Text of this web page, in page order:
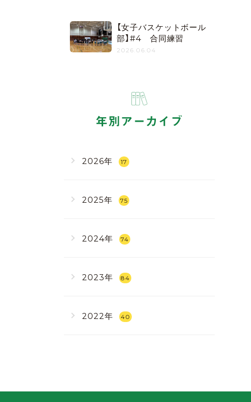
【女子バスケットボール
部】#4 合同練習
2026.06.04
年別アーカイブ
2026年 17
2025年 75
2024年 74
2023年 84
2022年 40